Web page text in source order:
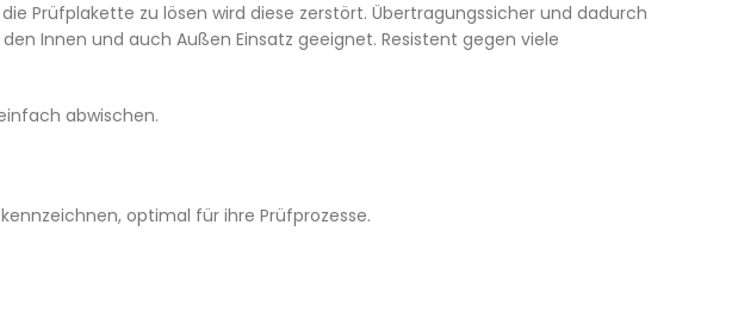
Prüfplakette zu lösen wird diese zerstört. Übertragungssicher und dadurch
Innen und auch Außen Einsatz geeignet. Resistent gegen viele
abwischen.
optimal für ihre Prüfprozesse.